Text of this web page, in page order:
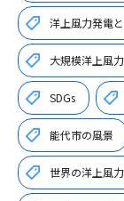
洋上風力発電
大規模洋上風
SDGs
能代市の風景
世界の洋上風